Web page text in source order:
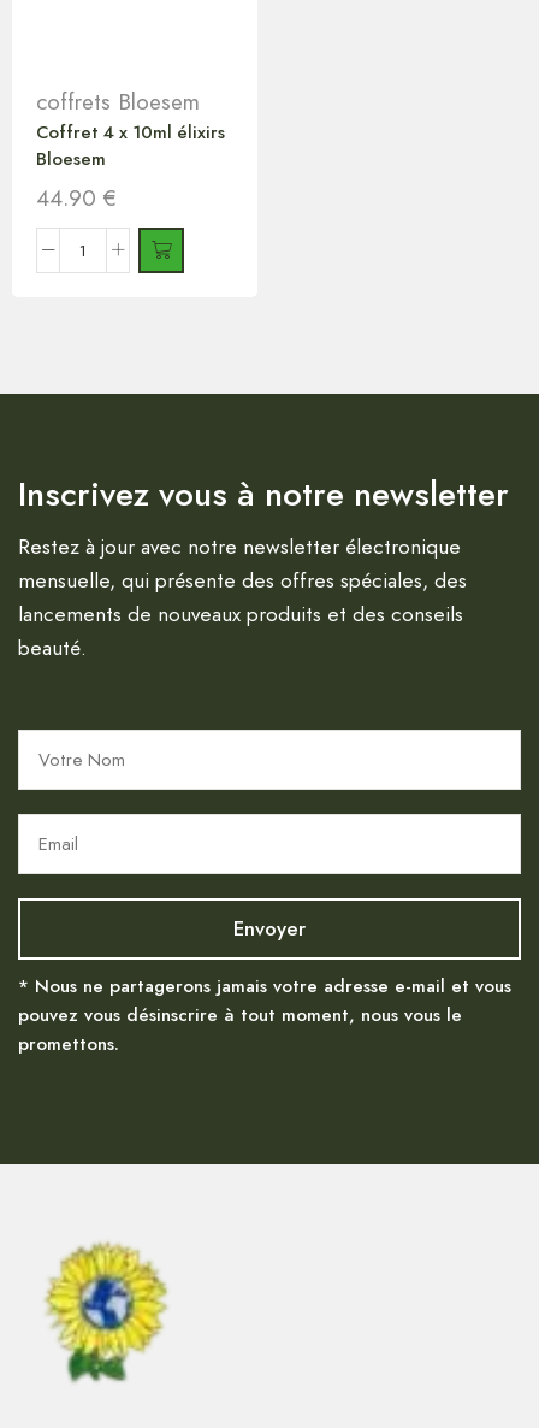
coffrets Bloesem
Coffret 4 x 10ml élixirs
Bloesem
44.90 €
Inscrivez vous à notre newsletter
Restez à jour avec notre newsletter électronique
mensuelle, qui présente des offres spéciales, des
lancements de nouveaux produits et des conseils
beauté.
* Nous ne partagerons jamais votre adresse e-mail et vous
pouvez vous désinscrire à tout moment, nous vous le
promettons.